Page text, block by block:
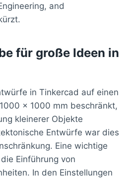
and
für große Ideen in
in Tinkercad auf einen
x 1000 mm beschränkt,
kleinerer Objekte
Entwürfe war dies
Eine wichtige
Einführung von
In den Einstellungen